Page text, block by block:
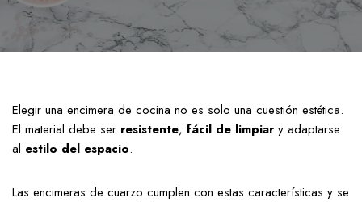
Elegir una encimera de cocina no es solo una cuestión estética.
El material debe ser resistente, fácil de limpiary adaptarse
al estilo del espacio.
Las encimeras de cuarzo cumplen con estas características y se